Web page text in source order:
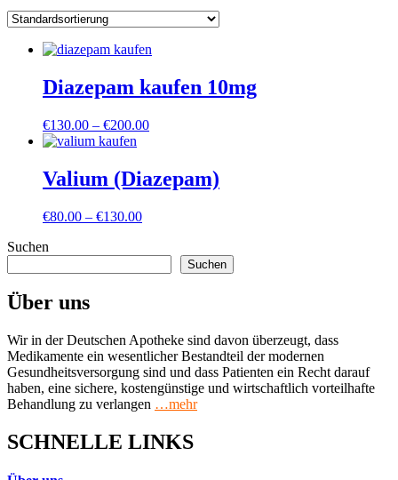
Diazepam kaufen 10mg
€130.00 – €200.00Preisspanne:
Valium (Diazepam)
€80.00 – €130.00Preisspanne:
Suchen
Suchen
Über uns
Wir in der Deutschen Apotheke sind davon überzeugt, dass
Medikamente ein wesentlicher Bestandteil der modernen
Gesundheitsversorgung sind und dass Patienten ein Recht darauf
haben, eine sichere, kostengünstige und wirtschaftlich vorteilhafte
Behandlung zu verlangen …mehr
SCHNELLE LINKS